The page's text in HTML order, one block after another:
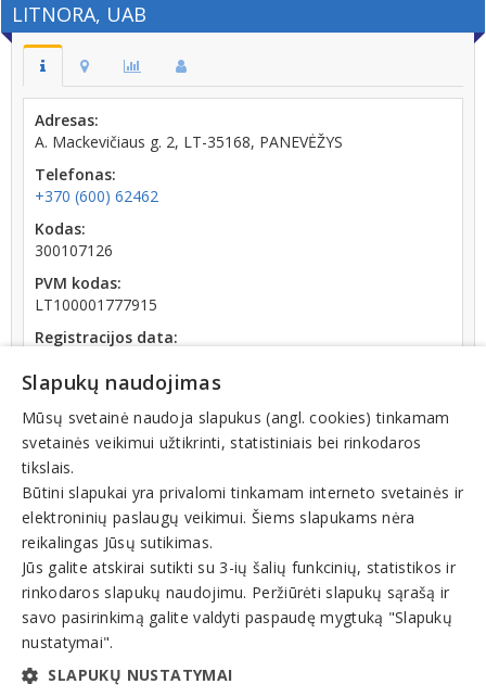
LITNORA, UAB
Adresas:
A. Mackevičiaus g. 2, LT-35168, PANEVĖŽYS
Telefonas:
+370 (600) 62462
Kodas:
300107126
PVM kodas:
LT100001777915
Registracijos data:
Darbuotojų skaičius:
iki 10 darbuotojų
Apyvarta:
9 600 €, pelnas po mokesčių 37,8 % (2025 m.)
Veiklos sritys
Automobiliai, mikroautobusai, prekyba
Slapukų naudojimas
Mūsų svetainė naudoja slapukus (angl. cookies) tinkamam
svetainės veikimui užtikrinti, statistiniais bei rinkodaros
tikslais.
Būtini slapukai yra privalomi tinkamam interneto svetainės ir
elektroninių paslaugų veikimui. Šiems slapukams nėra
reikalingas Jūsų sutikimas.
Jūs galite atskirai sutikti su 3-ių šalių funkcinių, statistikos ir
rinkodaros slapukų naudojimu. Peržiūrėti slapukų sąrašą ir
savo pasirinkimą galite valdyti paspaudę mygtuką "Slapukų
nustatymai".
SLAPUKŲ NUSTATYMAI